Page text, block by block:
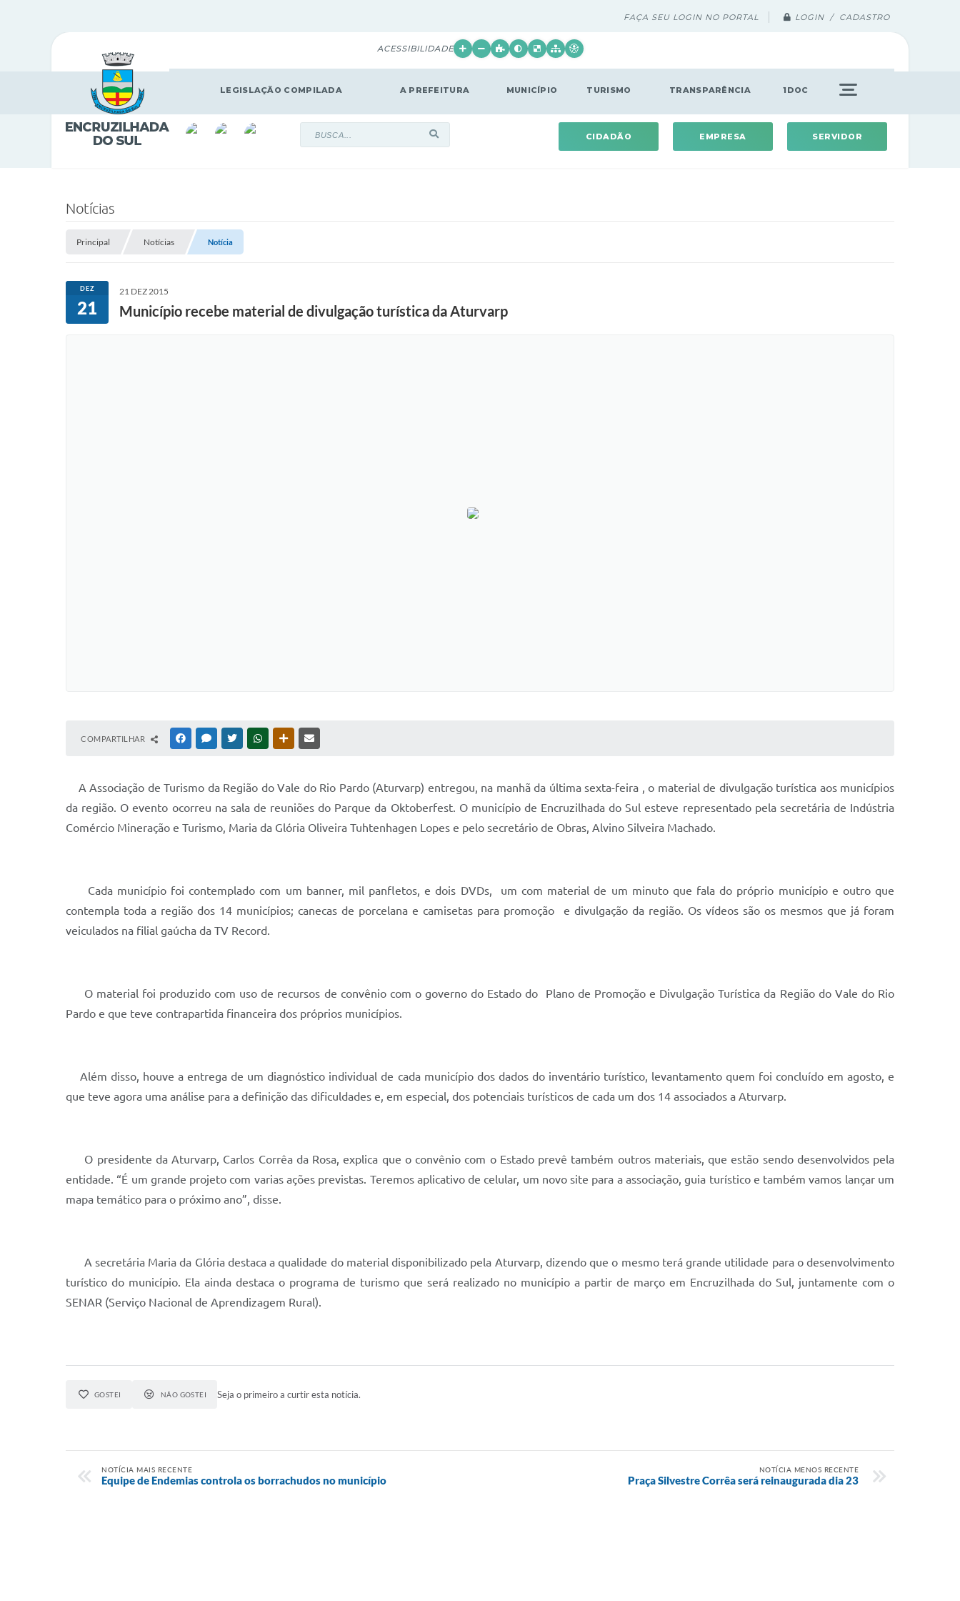
FAÇA SEU LOGIN NO PORTAL LOGIN / CADASTRO
ACESSIBILIDADE
LEGISLAÇÃO COMPILADA A PREFEITURA MUNICÍPIO TURISMO TRANSPARÊNCIA 1DOC
CIDADÃO EMPRESA SERVIDOR
Notícias
Principal Notícias Notícia
DEZ
21
21 DEZ 2015
Município recebe material de divulgação turística da Aturvarp
COMPARTILHAR FACEBOOKMESSENGER
TWITTERWHATSAPPOUTRAS MÍDIAS
A Associação de Turismo da Região do Vale do Rio Pardo (Aturvarp) entregou, na manhã da última sexta-feira , o material de divulgação turística aos municípios
da região. O evento ocorreu na sala de reuniões do Parque da Oktoberfest. O município de Encruzilhada do Sul esteve representado pela secretária de Indústria
Comércio Mineração e Turismo, Maria da Glória Oliveira Tuhtenhagen Lopes e pelo secretário de Obras, Alvino Silveira Machado.
Cada município foi contemplado com um banner, mil panfletos, e dois DVDs, um com material de um minuto que fala do próprio município e outro que
contempla toda a região dos 14 municípios; canecas de porcelana e camisetas para promoção e divulgação da região. Os vídeos são os mesmos que já foram
veiculados na filial gaúcha da TV Record.
O material foi produzido com uso de recursos de convênio com o governo do Estado do Plano de Promoção e Divulgação Turística da Região do Vale do Rio
Pardo e que teve contrapartida financeira dos próprios municípios.
Além disso, houve a entrega de um diagnóstico individual de cada município dos dados do inventário turístico, levantamento quem foi concluído em agosto, e
que teve agora uma análise para a definição das dificuldades e, em especial, dos potenciais turísticos de cada um dos 14 associados a Aturvarp.
O presidente da Aturvarp, Carlos Corrêa da Rosa, explica que o convênio com o Estado prevê também outros materiais, que estão sendo desenvolvidos pela
entidade. “É um grande projeto com varias ações previstas. Teremos aplicativo de celular, um novo site para a associação, guia turístico e também vamos lançar um
mapa temático para o próximo ano”, disse.
A secretária Maria da Glória destaca a qualidade do material disponibilizado pela Aturvarp, dizendo que o mesmo terá grande utilidade para o desenvolvimento
turístico do município. Ela ainda destaca o programa de turismo que será realizado no município a partir de março em Encruzilhada do Sul, juntamente com o
SENAR (Serviço Nacional de Aprendizagem Rural).
GOSTEI NÃO GOSTEI Seja o primeiro a curtir esta notícia.
NOTÍCIA MAIS RECENTE
Equipe de Endemias controla os borrachudos no município
NOTÍCIA MENOS RECENTE
Praça Silvestre Corrêa será reinaugurada dia 23